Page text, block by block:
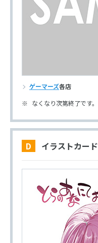
ゲーマーズ各店
なくなり次第終了です。
D イラストカー